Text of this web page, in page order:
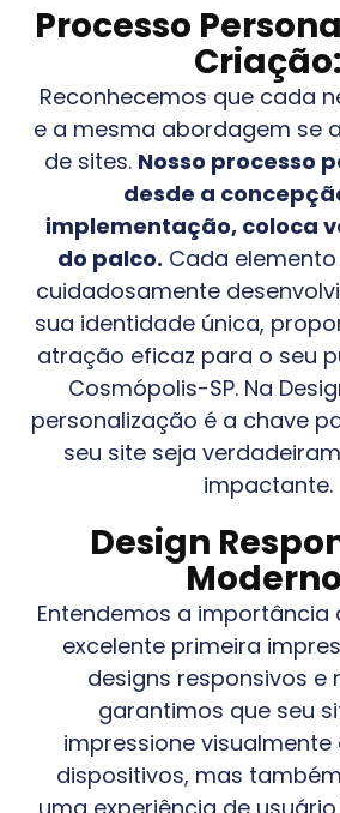
Processo
Criação:
Reconhecemos que cada
e a mesma abordagem se
de sites. Nosso processo
desde a
implementação, coloca
do palco. Cada
cuidadosamente
sua identidade única,
atração eficaz para o seu
Cosmópolis-SP. Na
personalização é a chave
seu site seja
impactante.
Design
Entendemos a importância
excelente primeira
designs responsivos e
garantimos que seu
impressione
dispositivos, mas